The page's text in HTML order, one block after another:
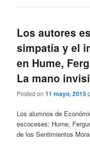
Los autores
simpatía y el
en Hume,
La mano
Posted on11 mayo, 2015
Los alumnos de
escoceses: Hume,
de los Sentimientos